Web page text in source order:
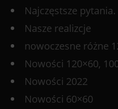
Najczęstsze pytania.
Nasze realizcje
nowoczesne różne
Nowości 120×60,
Nowości 2022
Nowości 60×60